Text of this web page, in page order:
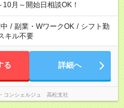
月～開始日相談OK！
/ 副業・WワークOK / シフト勤
キル不要
る 詳細へ
コンシェルジュ 高松支社